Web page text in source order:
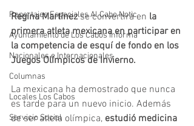
Reportajes Especiales Al Cabo Notic
Ayuntamiento de Los Cabos Informa
Nacionales e Internacionales
Columnas
Locales Los Cabos
Servicio Social
Regina Martínez se convertirá en la
primera atleta mexicana en participar en
la competencia de esquí de fondo en los
Juegos Olímpicos de Invierno.
La mexicana ha demostrado que nunca
es tarde para un nuevo inicio. Además
de ser atleta olímpica, estudió medicina